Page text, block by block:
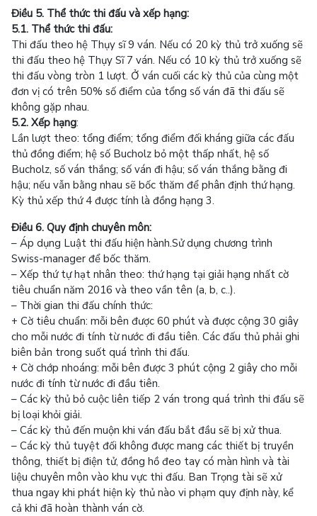
Điều 5. Thể thức thi đấu và xếp hạng:
5.1. Thể thức thi đấu:
Thi đấu theo hệ Thụy sĩ 9 ván. Nếu có 20 kỳ thủ trở xuống sẽ
thi đấu theo hệ Thụy Sĩ 7 ván. Nếu có 10 kỳ thủ trở xuống sẽ
thi đấu vòng tròn 1 lượt. Ở ván cuối các kỳ thủ của cùng một
đơn vị có trên 50% số điểm của tổng số ván đã thi đấu sẽ
không gặp nhau.
5.2. Xếp hạng:
Lần lượt theo: tổng điểm; tổng điểm đối kháng giữa các đấu
thủ đồng điểm; hệ số Bucholz bỏ một thấp nhất, hệ số
Bucholz, số ván thắng; số ván đi hậu; số ván thắng bằng đi
hậu; nếu vẫn bằng nhau sẽ bốc thăm để phân định thứ hạng.
Kỳ thủ xếp thứ 4 được tính là đồng hạng 3.
Điều 6. Quy định chuyên môn:
– Áp dụng Luật thi đấu hiện hành.Sử dụng chương trình
Swiss-manager để bốc thăm.
– Xếp thứ tự hạt nhân theo: thứ hạng tại giải hạng nhất cờ
tiêu chuẩn năm 2016 và theo vần tên (a, b, c..).
– Thời gian thi đấu chính thức:
+ Cờ tiêu chuẩn: mỗi bên được 60 phút và được cộng 30 giây
cho mỗi nước đi tính từ nước đi đầu tiên. Các đấu thủ phải ghi
biên bản trong suốt quá trình thi đấu.
+ Cờ chớp nhoáng: mỗi bên được 3 phút cộng 2 giây cho mỗi
nước đi tính từ nước đi đầu tiên.
– Các kỳ thủ bỏ cuộc liên tiếp 2 ván trong quá trình thi đấu sẽ
bị loại khỏi giải.
– Các kỳ thủ đến muộn khi ván đấu bắt đầu sẽ bị xử thua.
– Các kỳ thủ tuyệt đối không được mang các thiết bị truyền
thông, thiết bị điện tử, đồng hồ đeo tay có màn hình và tài
liệu chuyên môn vào khu vực thi đấu. Ban Trọng tài sẽ xử
thua ngay khi phát hiện kỳ thủ nào vi phạm quy định này, kể
cả khi đã hoàn thành ván cờ.